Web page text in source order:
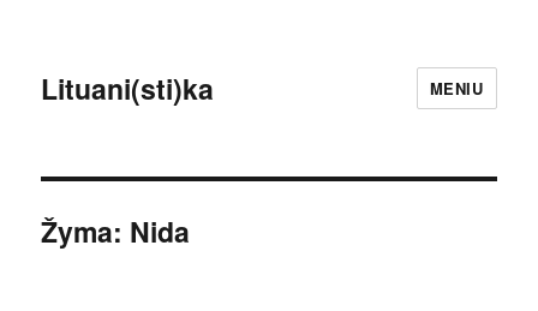
Lituani(sti)ka MENIU
Žyma: Nida